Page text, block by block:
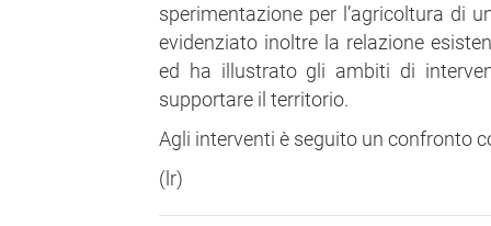
sperimentazione per l’agricoltura di
evidenziato inoltre la relazione
ed ha illustrato gli ambiti di
supportare il territorio.
Agli interventi è seguito un confronto
(lr)